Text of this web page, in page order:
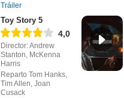
Tráiler
Toy Story 5
4,0
Director: Andrew
Stanton, McKenna
Harris
Reparto Tom Hanks,
Tim Allen, Joan
Cusack